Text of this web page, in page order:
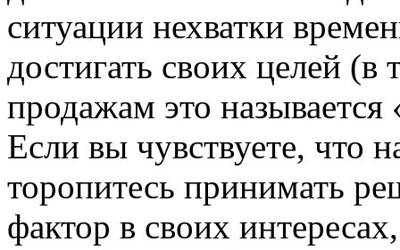
ситуации нехватки
достигать своих целей
продажам это называется
Если вы чувствуете, что
торопитесь принимать
фактор в своих